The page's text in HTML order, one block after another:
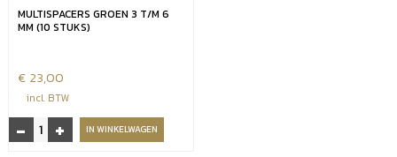
MULTISPACERS GROEN 3 T/M 6
MM (10 STUKS)
€ 23,00
incl. BTW
-
Multispacers
groen
+ IN WINKELWAGEN